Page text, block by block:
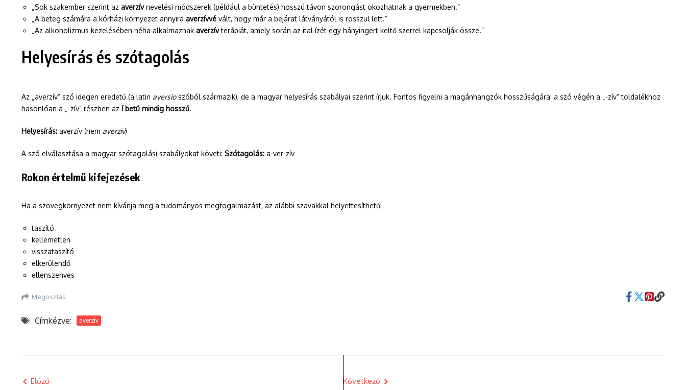
„Sok szakember szerint az averzívnevelési módszerek (például a büntetés) hosszú távon szorongást okozhatnak a gyermekben.”
„A beteg számára a kórházi környezet annyira averzívvé vált, hogy már a bejárat látványától is rosszul lett.”
„Az alkoholizmus kezelésében néha alkalmaznak averzívterápiát, amely során az ital ízét egy hányingert keltő szerrel kapcsolják össze.”
Helyesírás és szótagolás
Az „averzív” szó idegen eredetű (a latin aversioszóból származik), de a magyar helyesírás szabályai szerint írjuk. Fontos figyelni a magánhangzók hosszúságára: a szó végén a „-zív” toldalékhoz
hasonlóan a „-zív” részben az í betű mindig hosszú.
Helyesírás: averzív (nem averziv)
A szó elválasztása a magyar szótagolási szabályokat követi: Szótagolás: a-ver-zív
Rokon értelmű kifejezések
Ha a szövegkörnyezet nem kívánja meg a tudományos megfogalmazást, az alábbi szavakkal helyettesíthető:
taszító
kellemetlen
visszataszító
elkerülendő
ellenszenves
Megosztás
Címkézve: averzív
Előző Következő